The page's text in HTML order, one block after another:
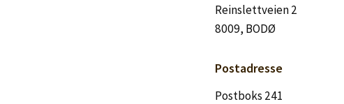
Reinslettveien 2
8009, BODØ
Postadresse
Postboks 241